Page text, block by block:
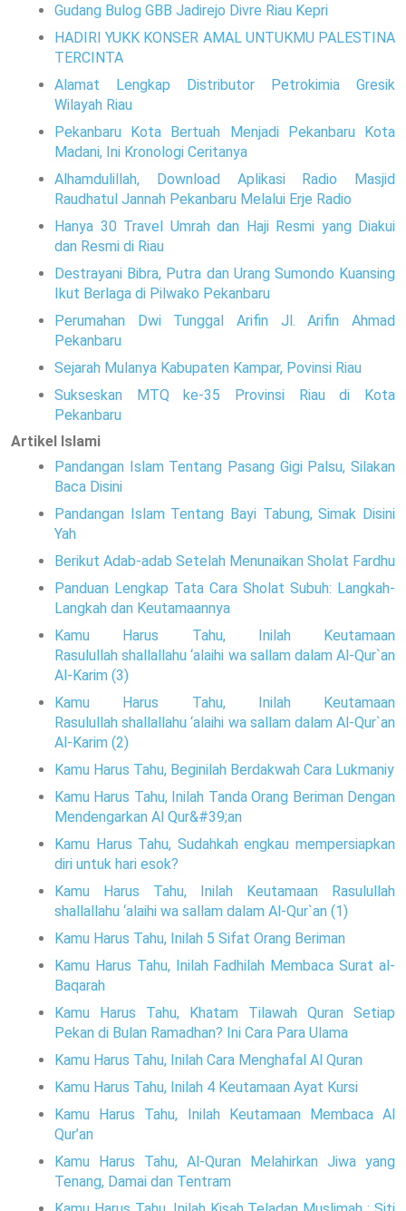
Gudang Bulog GBB Jadirejo Divre Riau Kepri
HADIRI YUKK KONSER AMAL UNTUKMU PALESTINA
TERCINTA
Alamat Lengkap Distributor Petrokimia Gresik
Wilayah Riau
Pekanbaru Kota Bertuah Menjadi Pekanbaru Kota
Madani, Ini Kronologi Ceritanya
Alhamdulillah, Download Aplikasi Radio Masjid
Raudhatul Jannah Pekanbaru Melalui Erje Radio
Hanya 30 Travel Umrah dan Haji Resmi yang Diakui
dan Resmi di Riau
Destrayani Bibra, Putra dan Urang Sumondo Kuansing
Ikut Berlaga di Pilwako Pekanbaru
Perumahan Dwi Tunggal Arifin Jl. Arifin Ahmad
Pekanbaru
Sejarah Mulanya Kabupaten Kampar, Povinsi Riau
Sukseskan MTQ ke-35 Provinsi Riau di Kota
Pekanbaru
Artikel Islami
Pandangan Islam Tentang Pasang Gigi Palsu, Silakan
Baca Disini
Pandangan Islam Tentang Bayi Tabung, Simak Disini
Yah
Berikut Adab-adab Setelah Menunaikan Sholat Fardhu
Panduan Lengkap Tata Cara Sholat Subuh: Langkah-
Langkah dan Keutamaannya
Kamu Harus Tahu, Inilah Keutamaan
Rasulullah shallallahu ‘alaihi wa sallam dalam Al-Qur`an
Al-Karim (3)
Kamu Harus Tahu, Inilah Keutamaan
Rasulullah shallallahu ‘alaihi wa sallam dalam Al-Qur`an
Al-Karim (2)
Kamu Harus Tahu, Beginilah Berdakwah Cara Lukmaniy
Kamu Harus Tahu, Inilah Tanda Orang Beriman Dengan
Mendengarkan Al Qur&#39;an
Kamu Harus Tahu, Sudahkah engkau mempersiapkan
diri untuk hari esok?
Kamu Harus Tahu, Inilah Keutamaan Rasulullah
shallallahu ‘alaihi wa sallam dalam Al-Qur`an (1)
Kamu Harus Tahu, Inilah 5 Sifat Orang Beriman
Kamu Harus Tahu, Inilah Fadhilah Membaca Surat al-
Baqarah
Kamu Harus Tahu, Khatam Tilawah Quran Setiap
Pekan di Bulan Ramadhan? Ini Cara Para Ulama
Kamu Harus Tahu, Inilah Cara Menghafal Al Quran
Kamu Harus Tahu, Inilah 4 Keutamaan Ayat Kursi
Kamu Harus Tahu, Inilah Keutamaan Membaca Al
Qur’an
Kamu Harus Tahu, Al-Quran Melahirkan Jiwa yang
Tenang, Damai dan Tentram